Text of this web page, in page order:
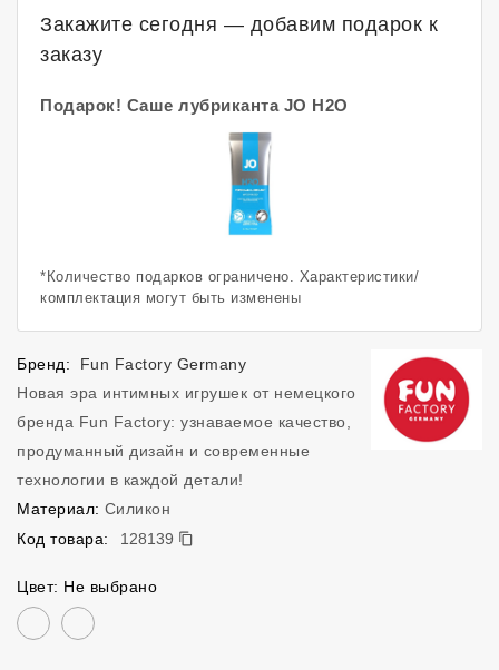
Закажите сегодня — добавим подарок к
заказу
Подарок! Саше лубриканта JO H2O
*Количество подарков ограничено. Характеристики/
комплектация могут быть изменены
Бренд:
Fun Factory Germany
Новая эра интимных игрушек от немецкого
бренда Fun Factory: узнаваемое качество,
продуманный дизайн и современные
технологии в каждой детали!
Материал: Силикон
Код товара:
128139
128139
Цвет: Не выбрано
Цвет